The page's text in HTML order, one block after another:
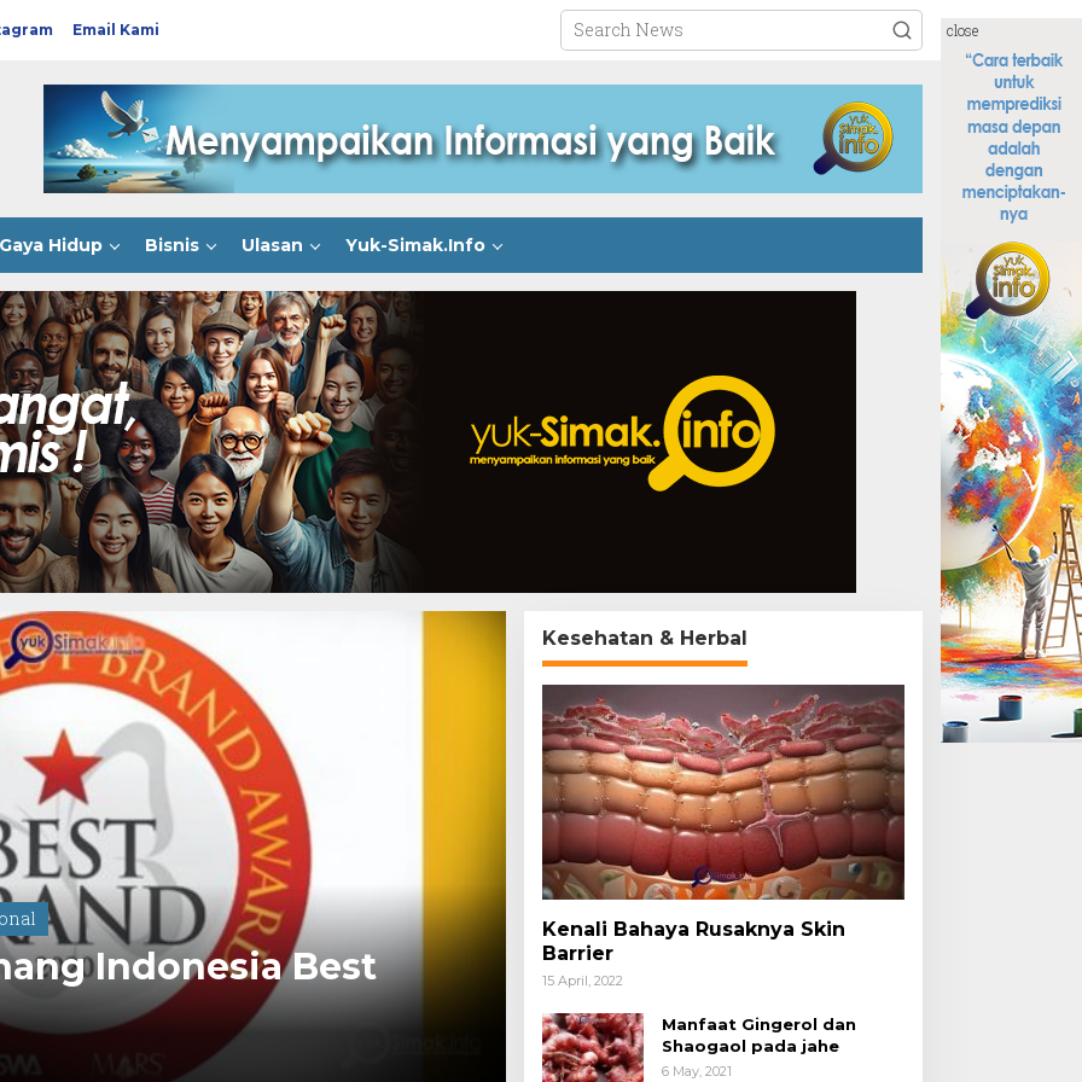
Email Kami
Hidup Bisnis Ulasan Yuk-Simak.Info
close
Indonesia Best
Kesehatan & Herbal
Kenali Bahaya Rusaknya Skin
Barrier
15 April, 2022
Manfaat Gingerol dan
Shaogaol pada jahe
6 May, 2021